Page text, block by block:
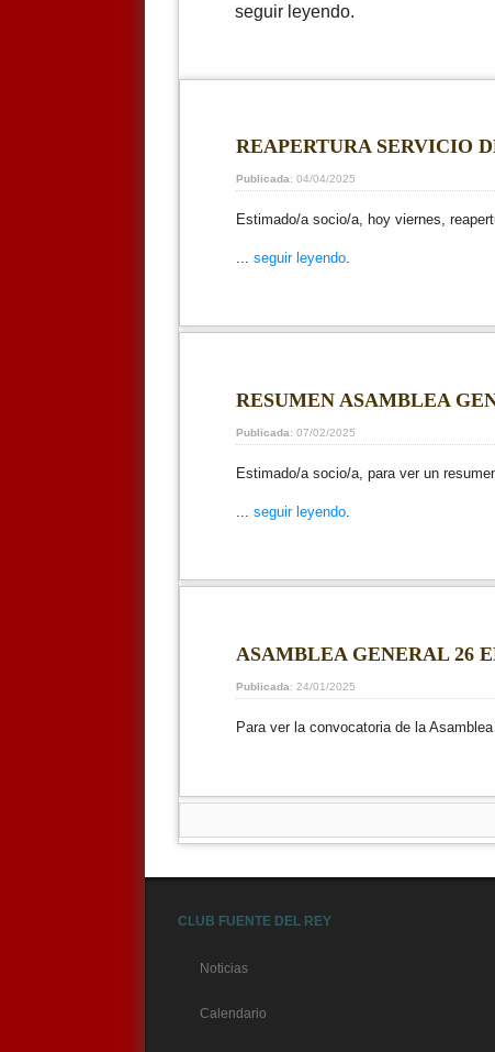
seguir leyendo.
REAPERTURA SERVICIO
Publicada: 04/04/2025
Estimado/a socio/a, hoy viernes,
... seguir leyendo.
RESUMEN ASAMBLEA
Publicada: 07/02/2025
Estimado/a socio/a, para ver un
seguir leyendo.
ASAMBLEA GENERAL 26
Publicada: 24/01/2025
Para ver la convocatoria de la
CLUB FUENTE DEL REY
Noticias
Calendario